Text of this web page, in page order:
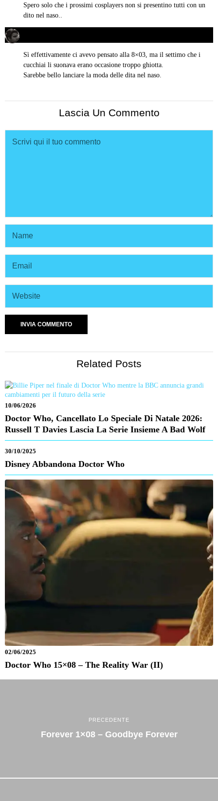
Spero solo che i prossimi cosplayers non si presentino tutti con un
dito nel naso..
Sì effettivamente ci avevo pensato alla 8×03, ma il settimo che i
cucchiai li suonava erano occasione troppo ghiotta.
Sarebbe bello lanciare la moda delle dita nel naso.
Lascia Un Commento
Related Posts
10/06/2026
Doctor Who, Cancellato Lo Speciale Di Natale 2026:
Russell T Davies Lascia La Serie Insieme A Bad Wolf
30/10/2025
Disney Abbandona Doctor Who
02/06/2025
Doctor Who 15×08 – The Reality War (II)
PRECEDENTE
Forever 1×08 – Goodbye Forever